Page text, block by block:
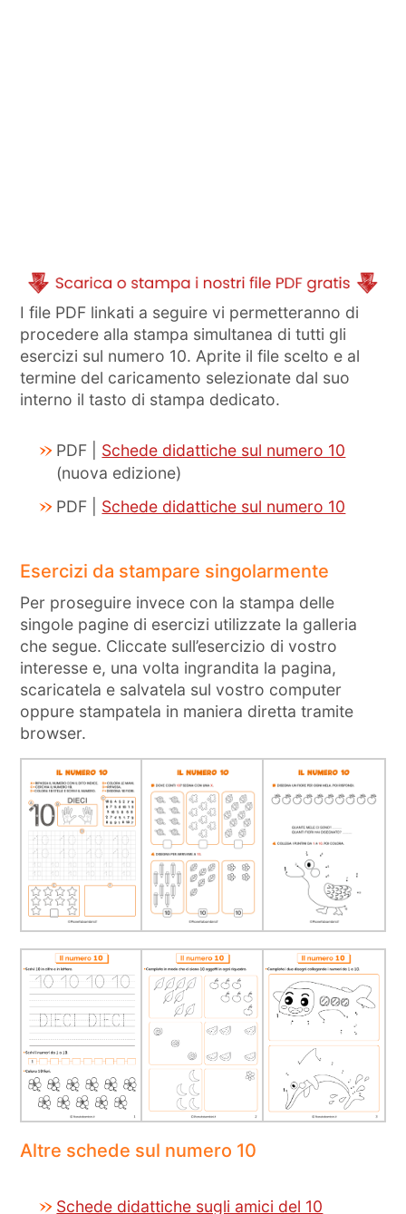
I file PDF linkati a seguire vi permetteranno di
procedere alla stampa simultanea di tutti gli
esercizi sul numero 10. Aprite il file scelto e al
termine del caricamento selezionate dal suo
interno il tasto di stampa dedicato.
PDF | Schede didattiche sul numero 10
(nuova edizione)
PDF | Schede didattiche sul numero 10
Esercizi da stampare singolarmente
Per proseguire invece con la stampa delle
singole pagine di esercizi utilizzate la galleria
che segue. Cliccate sull’esercizio di vostro
interesse e, una volta ingrandita la pagina,
scaricatela e salvatela sul vostro computer
oppure stampatela in maniera diretta tramite
browser.
Altre schede sul numero 10
Schede didattiche sugli amici del 10